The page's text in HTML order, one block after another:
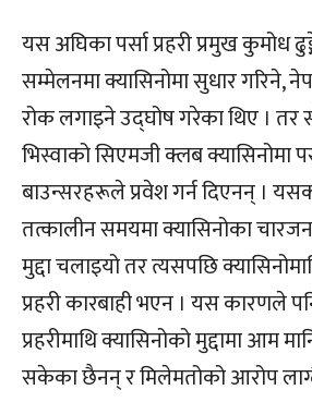
यस अघिका पर्सा प्रहरी प्रमुख कुमोध
सम्मेलनमा क्यासिनोमा सुधार गरिने,
रोक लगाइने उद्घोष गरेका थिए । तर
भिस्वाको सिएमजी क्लब क्यासिनोमा
बाउन्सरहरूले प्रवेश गर्न दिएनन् ।
तत्कालीन समयमा क्यासिनोका
मुद्दा चलाइयो तर त्यसपछि
प्रहरी कारबाही भएन । यस कारणले
प्रहरीमाथि क्यासिनोको मुद्दामा आम
सकेका छैनन् र मिलेमतोको आरोप